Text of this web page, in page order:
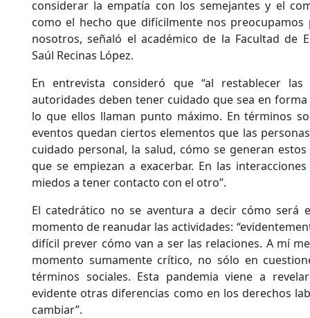
considerar la empatía con los semejantes y el
como el hecho que difícilmente nos
nosotros, señaló el académico de la Facultad de
Saúl Recinas López.
En entrevista consideró que “al restablecer las
autoridades deben tener cuidado que sea en
lo que ellos llaman punto máximo. En términos
eventos quedan ciertos elementos que las
cuidado personal, la salud, cómo se generan
que se empiezan a exacerbar. En las
miedos a tener contacto con el otro”.
El catedrático no se aventura a decir cómo será
momento de reanudar las actividades:
difícil prever cómo van a ser las relaciones. A mí
momento sumamente crítico, no sólo en
términos sociales. Esta pandemia viene a
evidente otras diferencias como en los derechos
cambiar”.